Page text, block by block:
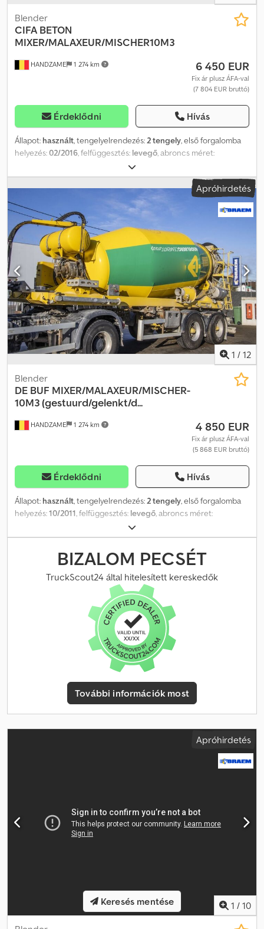
HANDZAME 1 274 km
Blender
CIFA BETON
MIXER/MALAXEUR/MISCHER10M3
6 450 EUR
Fix ár plusz ÁFA-val
(7 804 EUR bruttó)
Érdeklődni Hívás
Állapot: használt, tengelyelrendezés:2 tengely, első forgalomba
helyezés:02/2016, felfüggesztés: levegő, abroncs méret:
1 800 mm
Felhasználható anyag: beton Gumi méret: 425/64R22,5
Felfüggesztés: légrugózás Hajtás: kerék Saját tömeg: 8 560 kg
Hasznos teher: 28 440 kg Megengedett össztömeg: 37 000 kg
Djdpjuczzdjfx Ackeck Felépítmény márkája: CIFA
Apróhirdetés
1 / 12
HANDZAME 1 274 km
Blender
DE BUF MIXER/MALAXEUR/MISCHER-
10M3 (gestuurd/gelenkt/d...
4 850 EUR
Fix ár plusz ÁFA-val
(5 868 EUR bruttó)
Érdeklődni Hívás
Állapot: használt, tengelyelrendezés:2 tengely, első forgalomba
helyezés:10/2011, felfüggesztés: levegő, abroncs méret:
1 420 mm
anyag: beton Gumiabroncs méret: 425/65r22.5 Felfüggesztés:
légrugózás Hátsó tengely 1: kormányzott Hajtás: kerék
Dcjdpfsuczfvex Ackok Saját tömeg: 8.720 kg Terhelhetőség:
24.280 kg Megengedett össztömeg: 33.000 kg
BIZALOM PECSÉT
TruckScout24 által hitelesített kereskedők
További információk most
Apróhirdetés
1 / 10
Keresés mentése